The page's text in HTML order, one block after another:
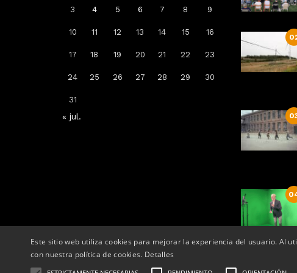
3 4 5 6 7 8 9
10 11 12 13 14 15 16
17 18 19 20 21 22 23
24 25 26 27 28 29 30
31
« jul.
Arrenca la campanya de
vacunació: a qui li toca la de la
grip, COVID-19 o totes dues
14, octubre, 2025 - 08:04
Este sitio web utiliza cookies para mejorar la experiencia del usuario. Al
con nuestra política de cookies. Detalles